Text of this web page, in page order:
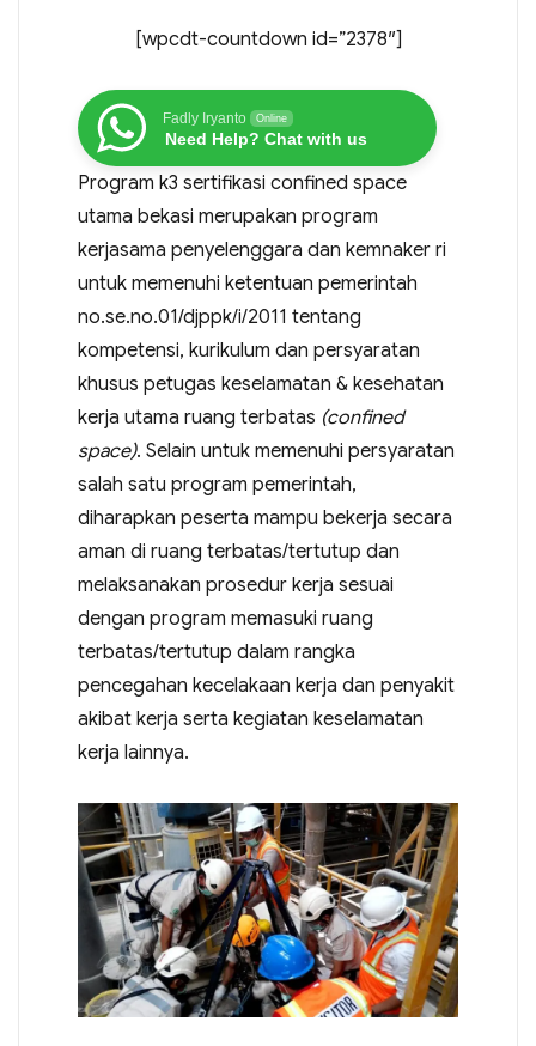
[wpcdt-countdown id=”2378″]
Fadly Iryanto Online
Need Help? Chat with us
Program k3 sertifikasi confined space
utama bekasi merupakan program
kerjasama penyelenggara dan kemnaker ri
untuk memenuhi ketentuan pemerintah
no.se.no.01/djppk/i/2011 tentang
kompetensi, kurikulum dan persyaratan
khusus petugas keselamatan & kesehatan
kerja utama ruang terbatas (confined
space). Selain untuk memenuhi persyaratan
salah satu program pemerintah,
diharapkan peserta mampu bekerja secara
aman di ruang terbatas/tertutup dan
melaksanakan prosedur kerja sesuai
dengan program memasuki ruang
terbatas/tertutup dalam rangka
pencegahan kecelakaan kerja dan penyakit
akibat kerja serta kegiatan keselamatan
kerja lainnya.